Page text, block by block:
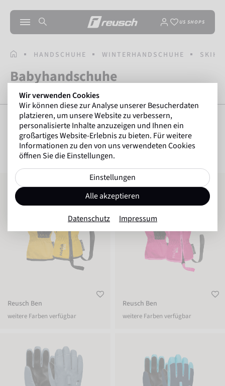
US SHOPS
STARTSEITEHANDSCHUHE WINTERHANDSCHUHE
Babyhandschuhe
FILTER ANZEIGEN
Reusch Ben
Reusch Ben
weitere Farben verfügbar
Reusch Ben
Reusch Ben
weitere Farben verfügbar
29 Artikel
Wir verwenden Cookies
Wir können diese zur Analyse unserer Besucherdaten
platzieren, um unsere Website zu verbessern,
personalisierte Inhalte anzuzeigen und Ihnen ein
großartiges Website-Erlebnis zu bieten. Für weitere
Informationen zu den von uns verwendeten Cookies
öffnen Sie die Einstellungen.
Einstellungen
Alle akzeptieren
Datenschutz Impressum